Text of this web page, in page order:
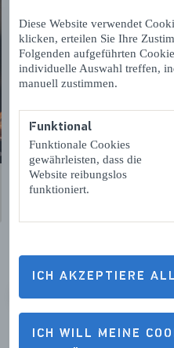
Diese Website verwendet
klicken, erteilen Sie Ihre
Folgenden aufgeführten
individuelle Auswahl treffen,
manuell zustimmen.
Funktional
Funktionale Cookies
gewährleisten, dass die
Website reibungslos
funktioniert.
ICH AKZEPTIERE
ICH WILL MEINE